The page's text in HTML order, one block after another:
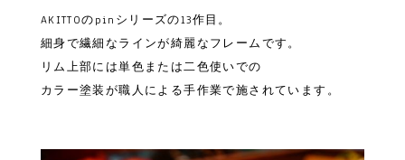
AKITTOのpinシリーズの13作目。
細身で繊細なラインが綺麗なフレームです。
リム上部には単色または二色使いでの
カラー塗装が職人による手作業で施されています。